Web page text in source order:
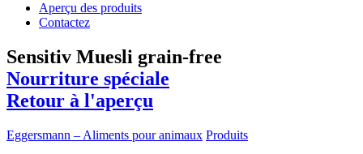
Aperçu des produits
Contactez
Sensitiv Muesli grain-free
Nourriture spéciale
Retour à l'aperçu
Eggersmann – Aliments pour animaux Produits